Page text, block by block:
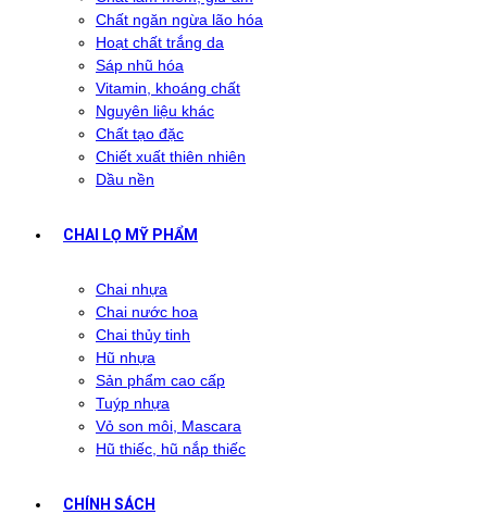
Chất ngăn ngừa lão hóa
Hoạt chất trắng da
Sáp nhũ hóa
Vitamin, khoáng chất
Nguyên liệu khác
Chất tạo đặc
Chiết xuất thiên nhiên
Dầu nền
CHAI LỌ MỸ PHẨM
Chai nhựa
Chai nước hoa
Chai thủy tinh
Hũ nhựa
Sản phẩm cao cấp
Tuýp nhựa
Vỏ son môi, Mascara
Hũ thiếc, hũ nắp thiếc
CHÍNH SÁCH